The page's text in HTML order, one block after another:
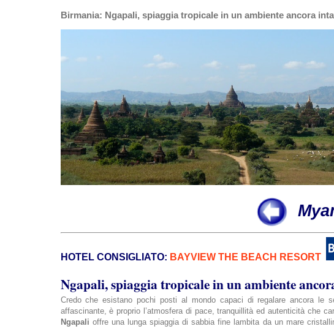
Birmania: Ngapali, spiaggia tropicale in un ambiente ancora
HOTEL CONSIGLIATO: BAYVIEW THE BEACH RESORT
Ngapali, spiaggia tropicale in un ambiente
Credo che esistano pochi posti al mondo capaci di regalare ancora le
affascinante, è proprio l’atmosfera di pace, tranquillità ed autenticità che
Ngapali offre una lunga spiaggia di sabbia fine lambita da un mare